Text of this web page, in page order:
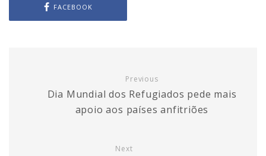
FACEBOOK
Previous
Dia Mundial dos Refugiados pede mais
apoio aos países anfitriões
Next